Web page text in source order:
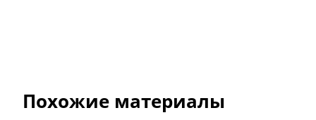
Похожие материалы